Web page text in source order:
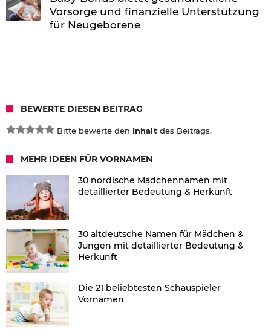
Vorsorge und finanzielle Unterstützung
für Neugeborene
BEWERTE DIESEN BEITRAG
Bitte bewerte den Inhalt des Beitrags.
MEHR IDEEN FÜR VORNAMEN
30 nordische Mädchennamen mit
detaillierter Bedeutung & Herkunft
30 altdeutsche Namen für Mädchen &
Jungen mit detaillierter Bedeutung &
Herkunft
Die 21 beliebtesten Schauspieler
Vornamen